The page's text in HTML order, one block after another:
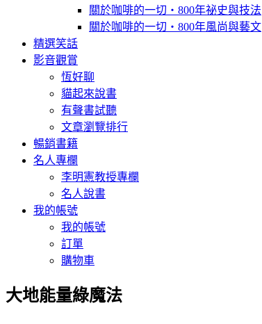
關於咖啡的一切‧800年祕史與技法
關於咖啡的一切‧800年風尚與藝文
精選笑話
影音觀賞
恆好聊
貓起來說書
有聲書試聽
文章瀏覽排行
暢銷書籍
名人專欄
李明憲教授專欄
名人說書
我的帳號
我的帳號
訂單
購物車
大地能量綠魔法